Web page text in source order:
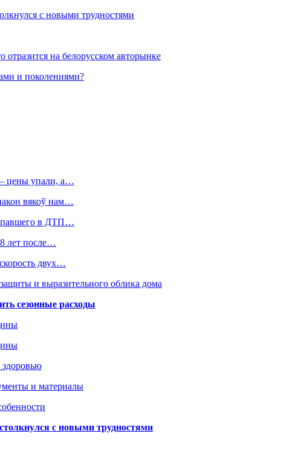
с новыми трудностями
отразится на белорусском авторынке
и поколениями?
цены упали, а…
вякоў нам…
в ДТП…
лет после…
двух…
и выразительного облика дома
сезонные расходы
здоровью
и материалы
с новыми трудностями